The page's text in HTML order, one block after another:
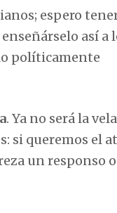
espero
así a
políticamente
. Ya no será la
si queremos el
un responso o